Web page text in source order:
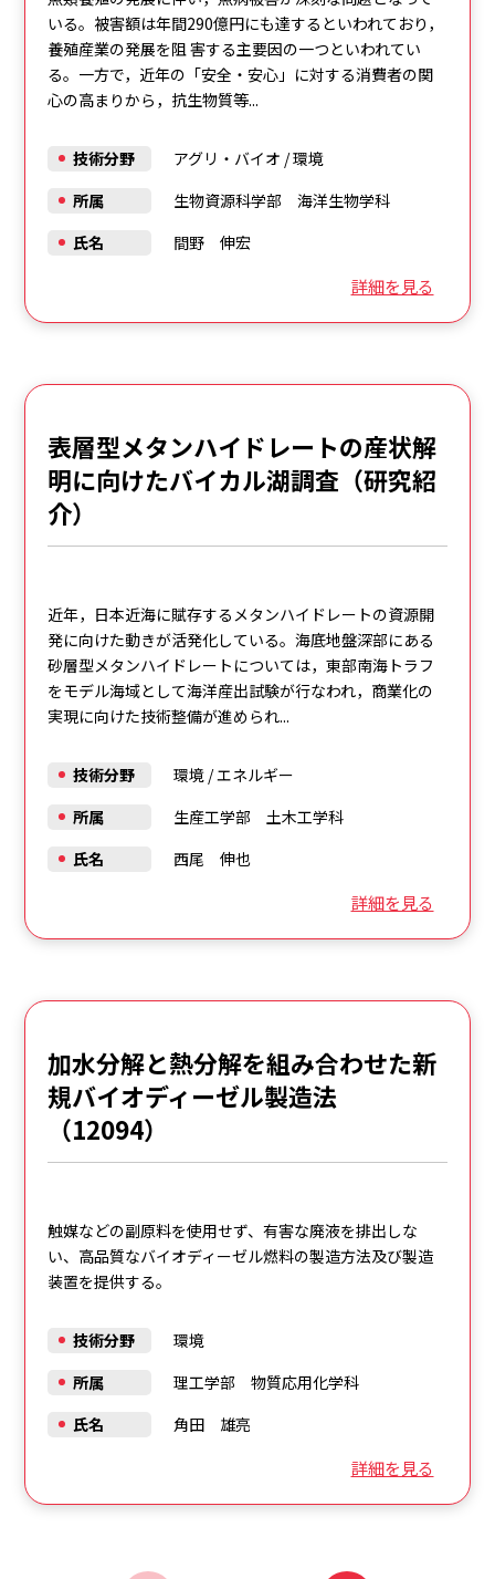
いる。被害額は年間290億円にも達するといわれており，
養殖産業の発展を阻 害する主要因の一つといわれてい
る。一方で，近年の「安全・安心」に対する消費者の関
心の高まりから，抗生物質等...
詳細を見る
技術分野 アグリ・バイオ /環境
所属
生物資源科学部 海洋生物学科
氏名
間野 伸宏
表層型メタンハイドレートの産状解
明に向けたバイカル湖調査（研究紹
介）
近年，日本近海に賦存するメタンハイドレートの資源開
発に向けた動きが活発化している。海底地盤深部にある
砂層型メタンハイドレートについては，東部南海トラフ
をモデル海域として海洋産出試験が行なわれ，商業化の
実現に向けた技術整備が進められ...
詳細を見る
技術分野 環境/エネルギー
所属
生産工学部 土木工学科
氏名
西尾 伸也
加水分解と熱分解を組み合わせた新
規バイオディーゼル製造法
（12094）
触媒などの副原料を使用せず、有害な廃液を排出しな
い、高品質なバイオディーゼル燃料の製造方法及び製造
装置を提供する。
詳細を見る
技術分野
環境
所属
理工学部 物質応用化学科
氏名
角田 雄亮